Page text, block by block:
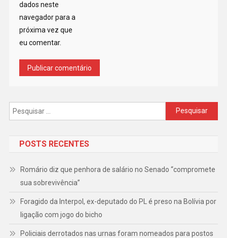
dados neste
navegador para a
próxima vez que
eu comentar.
Pesquisar
por:
POSTS RECENTES
Romário diz que penhora de salário no Senado “compromete
sua sobrevivência”
Foragido da Interpol, ex-deputado do PL é preso na Bolívia por
ligação com jogo do bicho
Policiais derrotados nas urnas foram nomeados para postos